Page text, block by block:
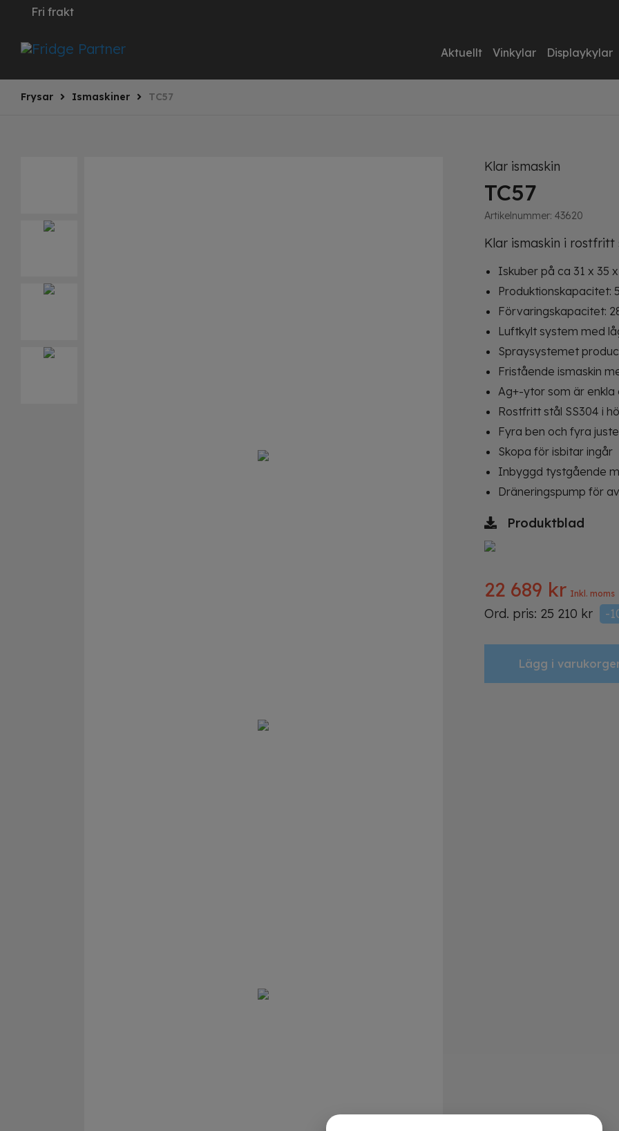
Fri frakt
Aktuellt Vinkylar Displaykylar
Frysar Ismaskiner TC57
Klar ismaskin
TC57
Artikelnummer: 43620
Klar ismaskin i rostfritt
Iskuber på ca 31 x 35
Produktionskapacitet:
Förvaringskapacitet:
Luftkylt system med
Spraysystemet
Fristående ismaskin
Ag+-ytor som är
Rostfritt stål SS304 i
Fyra ben och fyra
Skopa för isbitar ingår
Inbyggd tystgående
Dräneringspump för
Produktblad
22 689 kr Inkl. moms
Ord. pris: 25 210 kr -
Lägg i